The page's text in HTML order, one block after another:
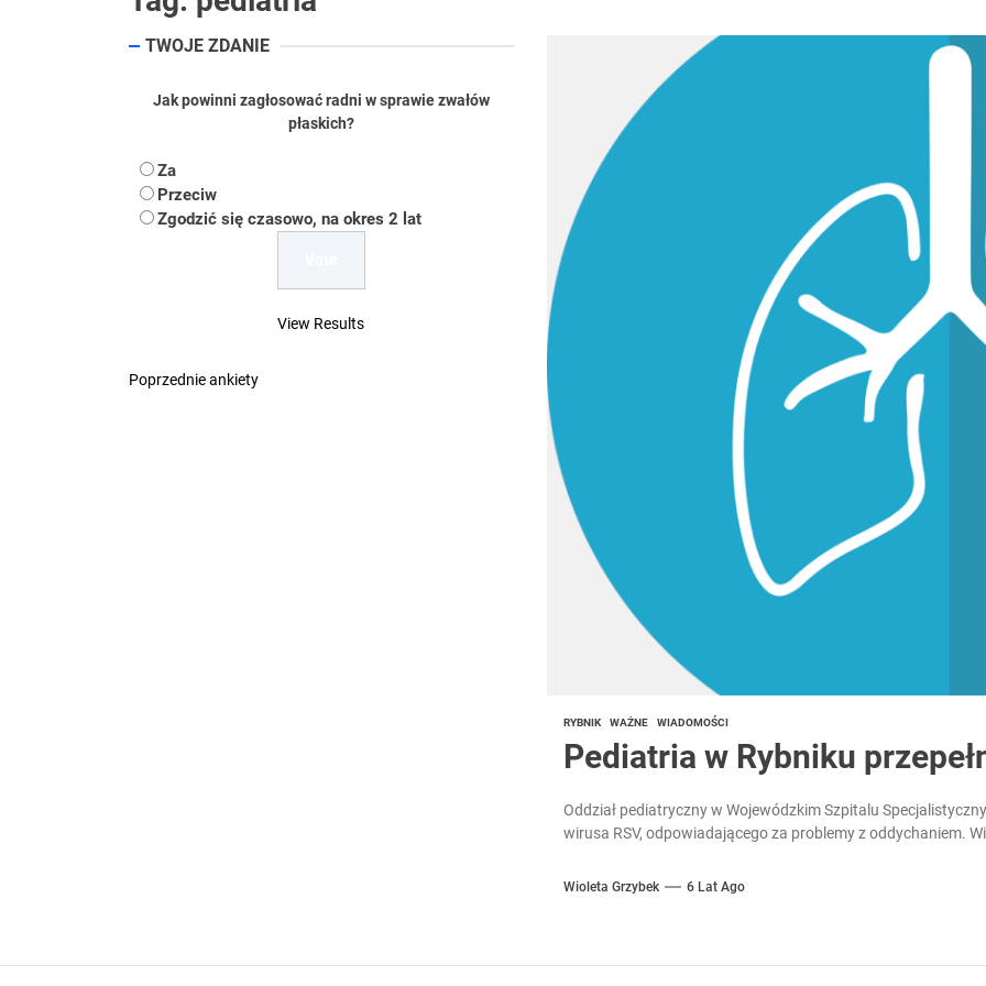
Koper – część 2.
Koper
Uwaga Dębieńsko – woda nieprzydatna do spożycia!!!
Dość komentowania kolejnych afer w ochronie zdrowia — czas zacząć mówić o
RYBNIK WAŻNE WIADOMOŚCI
Pediatria w Rybniku
Oddział pediatryczny w Wojewódzkim Szpitalu
wirusa RSV, odpowiadającego za problemy z oddychaniem.
Wioleta Grzybek 6 Lat Ago
TWOJE ZDANIE
Jak powinni zagłosować radni w sprawie zwałów
płaskich?
Za
Przeciw
Zgodzić się czasowo, na okres 2 lat
View Results
Poprzednie ankiety